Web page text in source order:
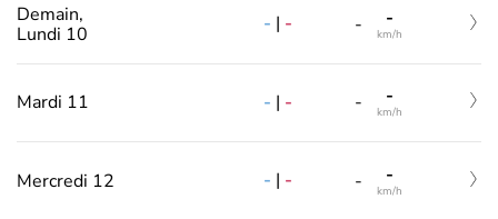
Demain,
Lundi 10
- | - - -
km/h
Mardi 11 - | - - -
km/h
Mercredi 12 - | - - -
km/h